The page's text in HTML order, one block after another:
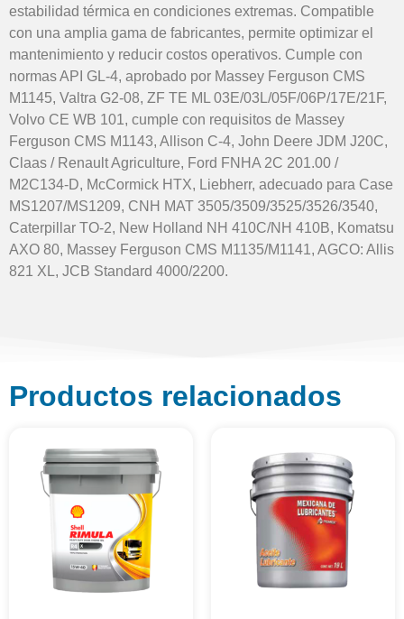
estabilidad térmica en condiciones extremas. Compatible
con una amplia gama de fabricantes, permite optimizar el
mantenimiento y reducir costos operativos. Cumple con
normas API GL-4, aprobado por Massey Ferguson CMS
M1145, Valtra G2-08, ZF TE ML 03E/03L/05F/06P/17E/21F,
Volvo CE WB 101, cumple con requisitos de Massey
Ferguson CMS M1143, Allison C-4, John Deere JDM J20C,
Claas / Renault Agriculture, Ford FNHA 2C 201.00 /
M2C134-D, McCormick HTX, Liebherr, adecuado para Case
MS1207/MS1209, CNH MAT 3505/3509/3525/3526/3540,
Caterpillar TO-2, New Holland NH 410C/NH 410B, Komatsu
AXO 80, Massey Ferguson CMS M1135/M1141, AGCO: Allis
821 XL, JCB Standard 4000/2200.
Productos relacionados